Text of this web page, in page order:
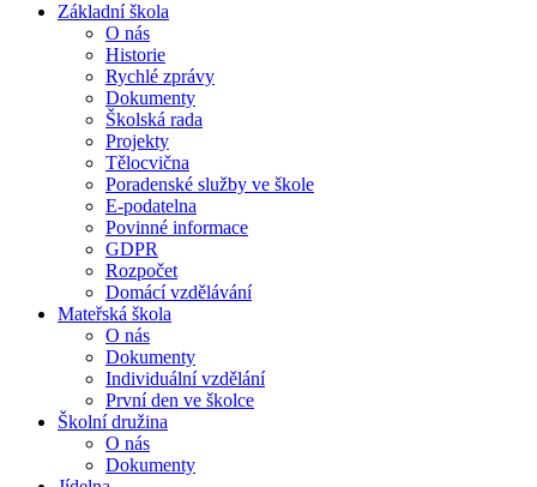
Základní škola
O nás
Historie
Rychlé zprávy
Dokumenty
Školská rada
Projekty
Tělocvična
Poradenské služby ve škole
E-podatelna
Povinné informace
GDPR
Rozpočet
Domácí vzdělávání
Mateřská škola
O nás
Dokumenty
Individuální vzdělání
První den ve školce
Školní družina
O nás
Dokumenty